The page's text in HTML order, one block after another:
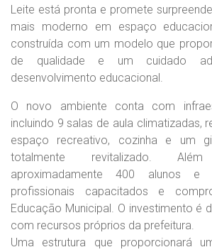
Leite está pronta e promete
mais moderno em espaço
construída com um modelo que
de qualidade e um cuidado
desenvolvimento educacional.
O novo ambiente conta com
incluindo 9 salas de aula climatizadas,
espaço recreativo, cozinha e um
totalmente revitalizado.
aproximadamente 400 alunos
profissionais capacitados e
Educação Municipal. O investimento é
com recursos próprios da prefeitura.
Uma estrutura que proporcionará